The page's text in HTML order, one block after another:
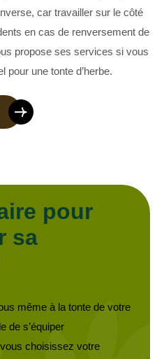
car travailler sur le côté
en cas de renversement de
propose ses services si vous
pour une tonte d’herbe.
pour
sa
même à la tonte de votre
de s’équiper
choisissez votre